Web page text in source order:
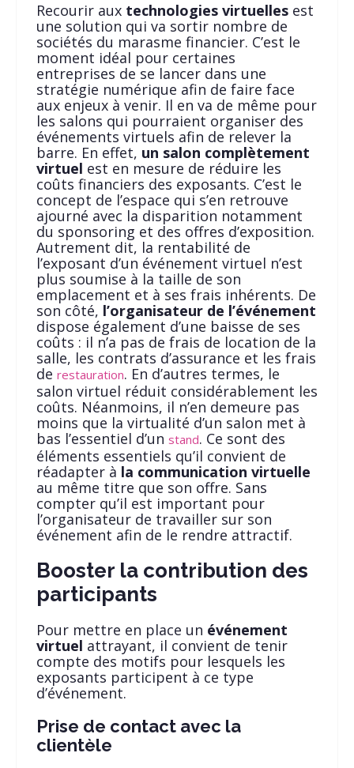
Recourir aux technologies virtuellesest
une solution qui va sortir nombre de
sociétés du marasme financier. C’est le
moment idéal pour certaines
entreprises de se lancer dans une
stratégie numérique afin de faire face
aux enjeux à venir. Il en va de même pour
les salons qui pourraient organiser des
événements virtuels afin de relever la
barre. En effet, un salon complètement
virtuel est en mesure de réduire les
coûts financiers des exposants. C’est le
concept de l’espace qui s’en retrouve
ajourné avec la disparition notamment
du sponsoring et des offres d’exposition.
Autrement dit, la rentabilité de
l’exposant d’un événement virtuel n’est
plus soumise à la taille de son
emplacement et à ses frais inhérents. De
son côté, l’organisateur de l’événement
dispose également d’une baisse de ses
coûts : il n’a pas de frais de location de la
salle, les contrats d’assurance et les frais
de restauration. En d’autres termes, le
salon virtuel réduit considérablement les
coûts. Néanmoins, il n’en demeure pas
moins que la virtualité d’un salon met à
bas l’essentiel d’un stand. Ce sont des
éléments essentiels qu’il convient de
réadapter à la communication virtuelle
au même titre que son offre. Sans
compter qu’il est important pour
l’organisateur de travailler sur son
événement afin de le rendre attractif.
Booster la contribution des
participants
Pour mettre en place un événement
virtuel attrayant, il convient de tenir
compte des motifs pour lesquels les
exposants participent à ce type
d’événement.
Prise de contact avec la
clientèle